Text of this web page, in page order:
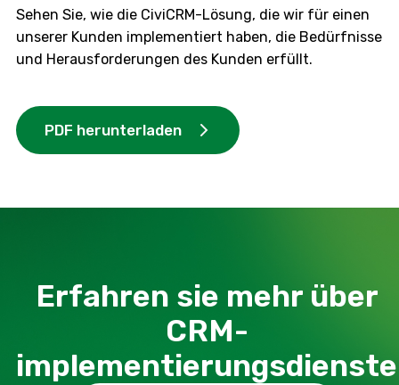
Sehen Sie, wie die CiviCRM-Lösung, die wir für einen
unserer Kunden implementiert haben, die Bedürfnisse
und Herausforderungen des Kunden erfüllt.
PDF herunterladen
Erfahren sie mehr über
CRM-
implementierungsdienste